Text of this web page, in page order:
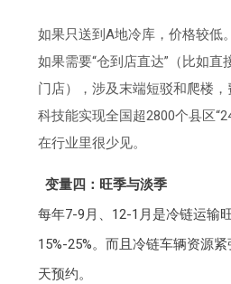
如果只送到A地冷库，价格较低。
如果需要“仓到店直达”（比如直
门店），涉及末端短驳和爬楼
科技能实现全国超2800个县区
在行业里很少见。
变量四：旺季与淡季
每年7-9月、12-1月是冷链运输
15%-25%。而且冷链车辆资源
天预约。